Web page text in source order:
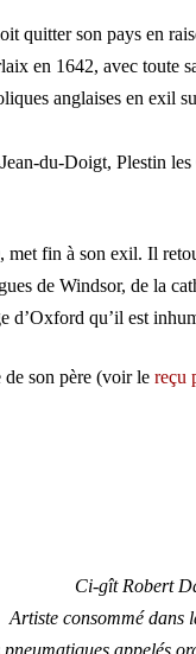
quitter son pays en
en 1642, avec toute
anglaises en exil
du-Doigt, Plestin
fin à son exil. Il
de Windsor, de la
d’Oxford qu’il est
son père (voir le reçu
Ci-gît Robert
Artiste consommé dans
pneumatiques appelés